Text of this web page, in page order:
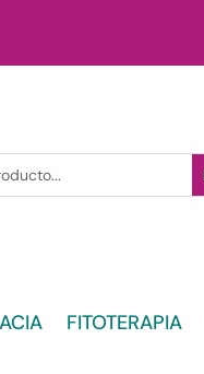
FITOTERAPIA